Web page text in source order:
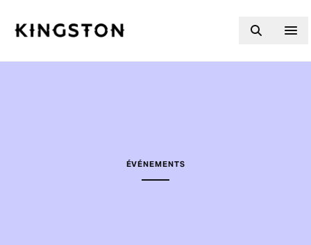
ÉVÉNEMENTS